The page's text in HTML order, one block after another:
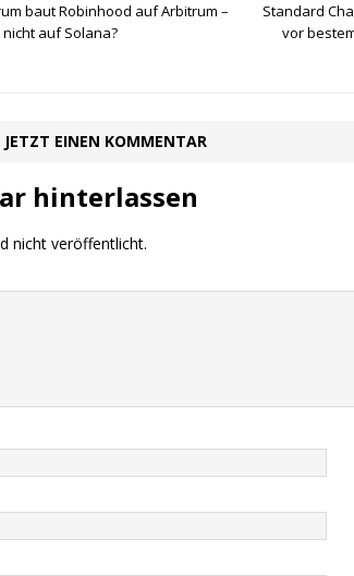
baut Robinhood auf Arbitrum –
auf Solana?
Standard
vor
JETZT EINEN KOMMENTAR
hinterlassen
nicht veröffentlicht.